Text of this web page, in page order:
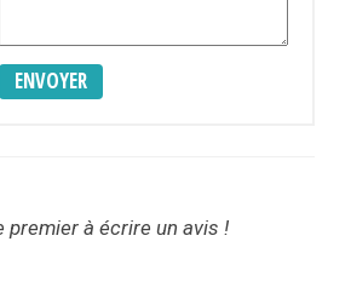
ENVOYER
premier à écrire un avis !